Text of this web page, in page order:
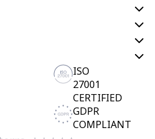
ISO
27001
CERTIFIED
GDPR
COMPLIANT